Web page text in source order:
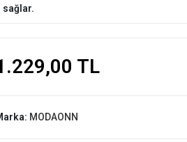
sağlar.
TL
MODAONN